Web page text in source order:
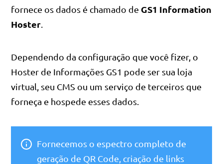
fornece os dados é chamado de GS1 Information
Hoster
Dependendo da configuração que você fizer, o
Hoster de Informações GS1 pode ser sua loja
virtual, seu CMS ou um serviço de terceiros que
forneça e hospede esses dados.
Fornecemos o espectro completo de
geração de QR Code, criação de links